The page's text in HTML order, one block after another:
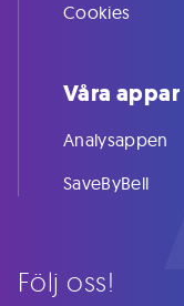
Följ oss!
Cookies
Våra appar
Analysappen
SaveByBell